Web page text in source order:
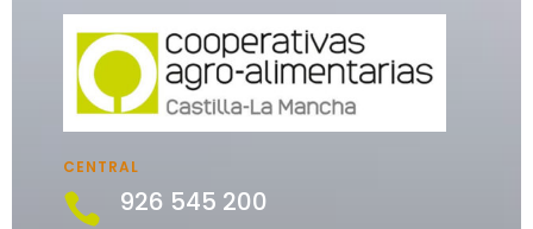
CENTRAL
 926 545 200